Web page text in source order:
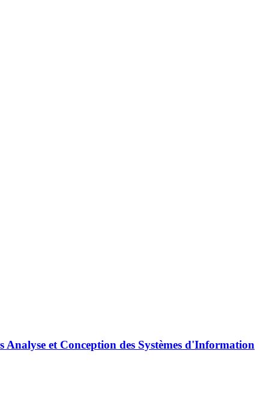
et Conception des Systèmes d'Information